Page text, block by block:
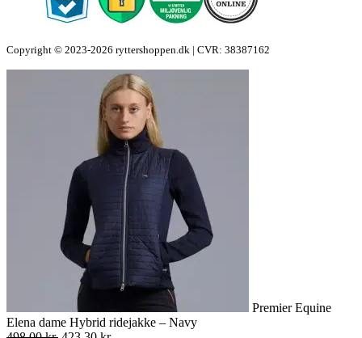
Copyright © 2023-2026 ryttershoppen.dk | CVR: 38387162
Premier Equine
Elena dame Hybrid ridejakke – Navy